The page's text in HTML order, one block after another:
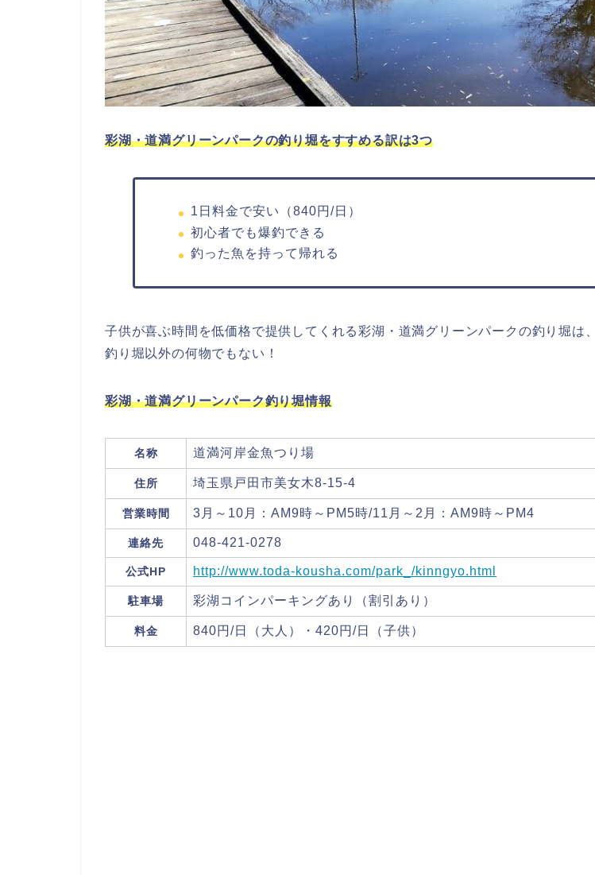
彩湖・道満グリーンパークの釣り堀をすすめる訳は3つ
1日料金で安い（840円/日）
初心者でも爆釣できる
釣った魚を持って帰れる
子供が喜ぶ時間を低価格で提供してくれる彩湖・道満グリーンパークの釣り堀は
釣り堀以外の何物でもない！
彩湖・道満グリーンパーク釣り堀情報
名称 道満河岸金魚つり場
住所 埼玉県戸田市美女木8-15-4
営業時間 3月～10月：AM9時～PM5時/11月～2月：AM9時～PM4
連絡先 048-421-0278
公式HP http://www.toda-kousha.com/park_/kinngyo.html
駐車場 彩湖コインパーキングあり（割引あり）
料金 840円/日（大人）・420円/日（子供）